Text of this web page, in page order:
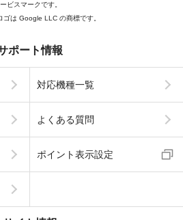
ビスマークです。
は Google LLC の商標です。
ポート情報
対応機種一覧
よくある質問
ポイント表示設定